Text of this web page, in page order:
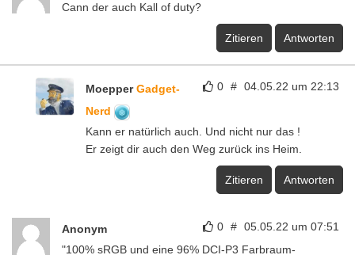
Cann der auch Kall of duty?
Zitieren Antworten
0 # 04.05.22 um 22:13
MoepperGadget-
Nerd
Kann er natürlich auch. Und nicht nur das !
Er zeigt dir auch den Weg zurück ins Heim.
Zitieren Antworten
0 # 05.05.22 um 07:51
Anonym
"100% sRGB und eine 96% DCI-P3 Farbraum-